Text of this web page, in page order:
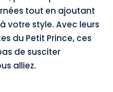
tout en ajoutant
votre style. Avec leurs
du Petit Prince, ces
de susciter
alliez.